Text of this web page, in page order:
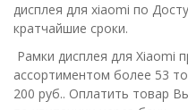
дисплея для xiaomi по
кратчайшие сроки.
Рамки дисплея для Xiaomi
ассортиментом более 53
200 руб.. Оплатить товар